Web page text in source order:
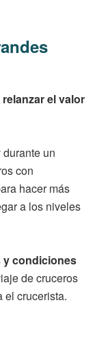
relanzar el valor
durante un
con
hacer más
a los niveles
y condiciones
de cruceros
el crucerista.